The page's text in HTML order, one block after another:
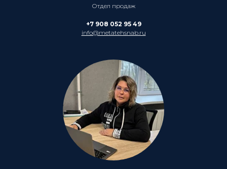
Отдел продаж
+7 908 052 95 49
info@metatehsnab.ru